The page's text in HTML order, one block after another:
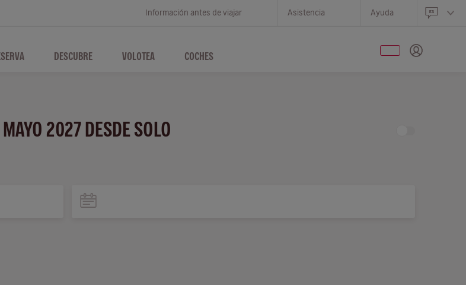
Información antes de viajar Asistencia Ayuda
DESCUBRE VOLOTEA COCHES
2027 DESDE SOLO